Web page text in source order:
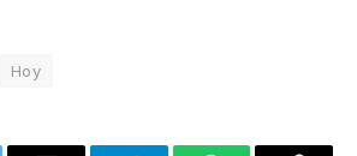
Hoy